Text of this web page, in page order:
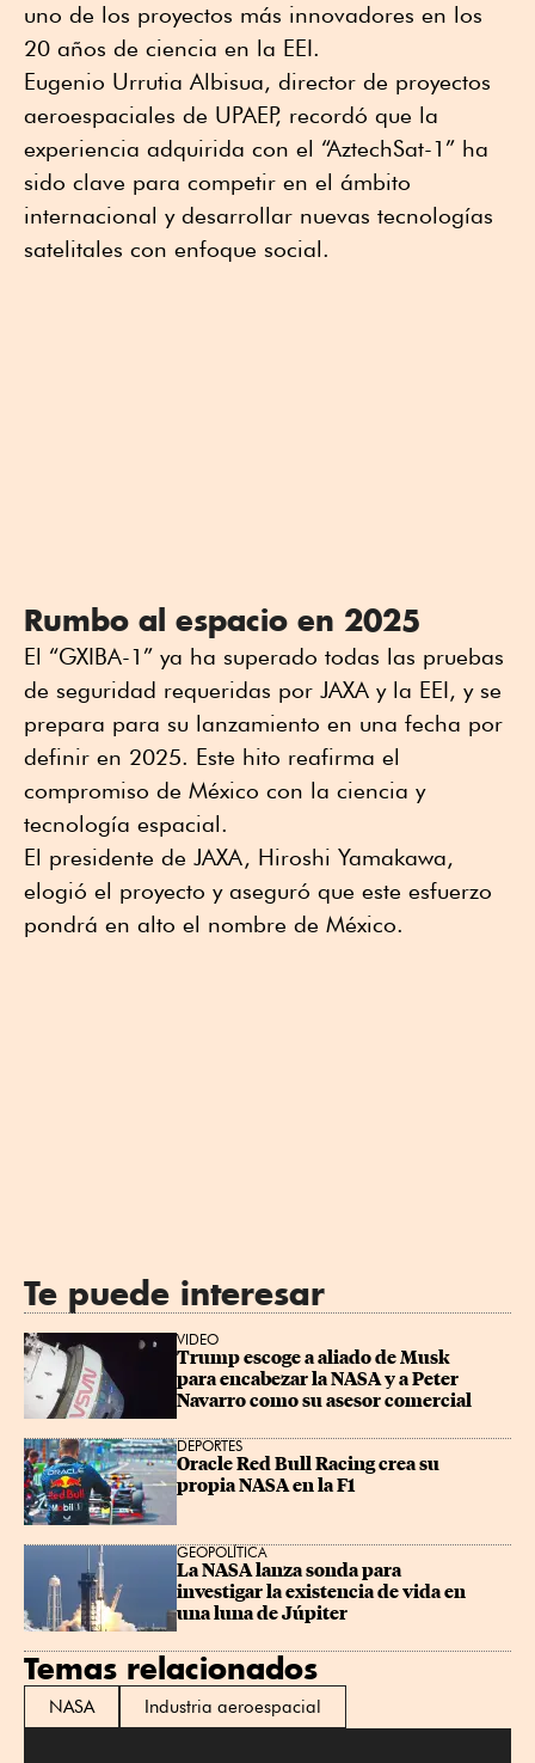
uno de los proyectos más innovadores en los
20 años de ciencia en la EEI.
Eugenio Urrutia Albisua, director de proyectos
aeroespaciales de UPAEP, recordó que la
experiencia adquirida con el “AztechSat-1” ha
sido clave para competir en el ámbito
internacional y desarrollar nuevas tecnologías
satelitales con enfoque social.
Rumbo al espacio en 2025
El “GXIBA-1” ya ha superado todas las pruebas
de seguridad requeridas por JAXA y la EEI, y se
prepara para su lanzamiento en una fecha por
definir en 2025. Este hito reafirma el
compromiso de México con la ciencia y
tecnología espacial.
El presidente de JAXA, Hiroshi Yamakawa,
elogió el proyecto y aseguró que este esfuerzo
pondrá en alto el nombre de México.
Te puede interesar
VIDEO
Trump escoge a aliado de Musk
para encabezar la NASA y a Peter
Navarro como su asesor comercial
DEPORTES
Oracle Red Bull Racing crea su
propia NASA en la F1
GEOPOLÍTICA
La NASA lanza sonda para
investigar la existencia de vida en
una luna de Júpiter
Temas relacionados
NASA Industria aeroespacial